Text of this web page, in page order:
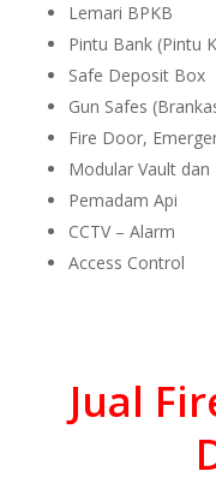
Lemari BPKB
Pintu Bank (Pintu
Safe Deposit Box
Gun Safes
Fire Door,
Modular Vault
Pemadam Api
CCTV – Alarm
Access Control
Jual